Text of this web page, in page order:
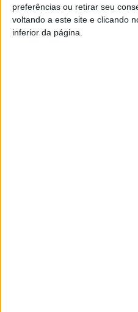
preferências ou retirar seu
voltando a este site e clicando
inferior da página.
Artigo anterior
CP abre concurso público para